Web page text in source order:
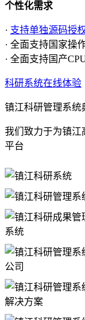
个性化需求
· 支持单独源码授
· 全面支持国家操
· 全面支持国产CPU
科研系统在线体验
镇江科研管理系统
我们致力于为镇江
平台